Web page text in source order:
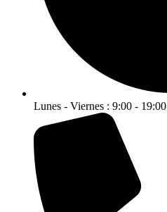
Lunes - Viernes : 9:00 - 19:00